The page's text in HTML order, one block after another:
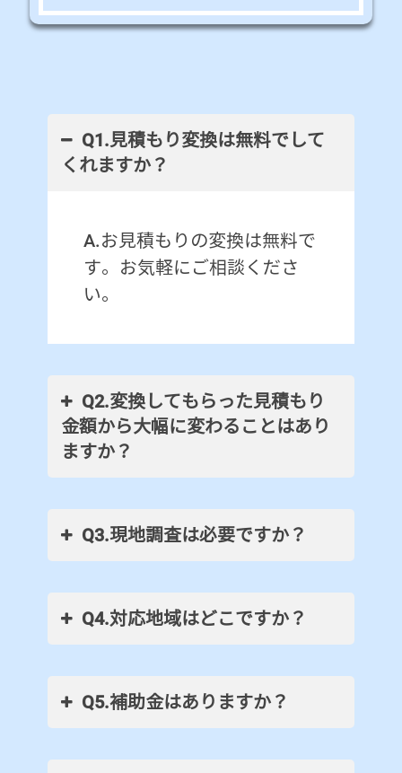
Q1.見積もり変換は無料でして
くれますか？
A.お見積もりの変換は無料で
す。お気軽にご相談くださ
い。
Q2.変換してもらった見積もり
金額から大幅に変わることはあり
ますか？
Q3.現地調査は必要ですか？
Q4.対応地域はどこですか？
Q5.補助金はありますか？